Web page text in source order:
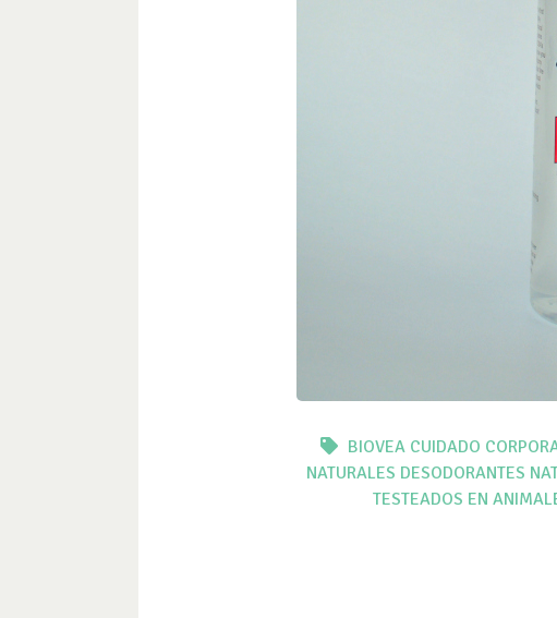
BIOVEA CUIDADO
NATURALES DESODORANTES
TESTEADOS EN